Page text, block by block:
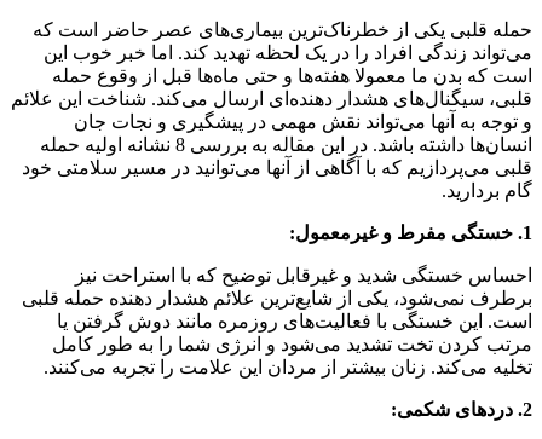
حمله قلبی یکی از خطرناک‌ترین بیماری‌های عصر حاضر است که
می‌تواند زندگی افراد را در یک لحظه تهدید کند. اما خبر خوب این
است که بدن ما معمولا هفته‌ها و حتی ماه‌ها قبل از وقوع حمله
قلبی، سیگنال‌های هشدار دهنده‌ای ارسال می‌کند. شناخت این علائم
و توجه به آنها می‌تواند نقش مهمی در پیشگیری و نجات جان
انسان‌ها داشته باشد. در این مقاله به بررسی 8 نشانه اولیه حمله
قلبی می‌پردازیم که با آگاهی از آنها می‌توانید در مسیر سلامتی خود
گام بردارید.
1. خستگی مفرط و غیرمعمول:
احساس خستگی شدید و غیرقابل توضیح که با استراحت نیز
برطرف نمی‌شود، یکی از شایع‌ترین علائم هشدار دهنده حمله قلبی
است. این خستگی با فعالیت‌های روزمره مانند دوش گرفتن یا
مرتب کردن تخت تشدید می‌شود و انرژی شما را به طور کامل
تخلیه می‌کند. زنان بیشتر از مردان این علامت را تجربه می‌کنند.
2. دردهای شکمی: